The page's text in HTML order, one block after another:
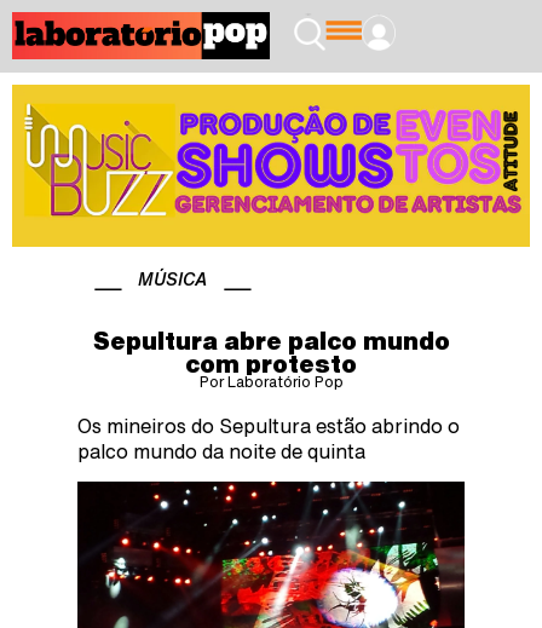
MÚSICA
Sepultura abre palco mundo
com protesto
Por Laboratório Pop
Os mineiros do Sepultura estão abrindo o
palco mundo da noite de quinta